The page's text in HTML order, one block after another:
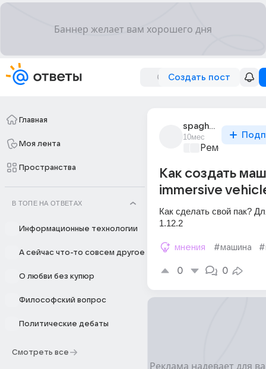
Создать пост
Главная
Моя лента
Пространства
В ТОПЕ НА ОТВЕТАХ
Информационные технологии
А сейчас что-то совсем другое
О любви без купюр
Философский вопрос
Политические дебаты
Смотреть все
spaghetti_9720
10мес
Ремонт и
Как создать
immersive
Как сделать свой пак?
1.12.2
мнения #машина
0 0